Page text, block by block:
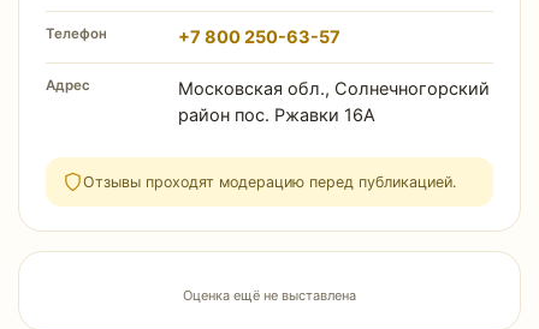
Телефон +7 800 250-63-57
Адрес
Московская обл., Солнечногорский
район пос. Ржавки 16А
Отзывы проходят модерацию перед публикацией.
Оценка ещё не выставлена